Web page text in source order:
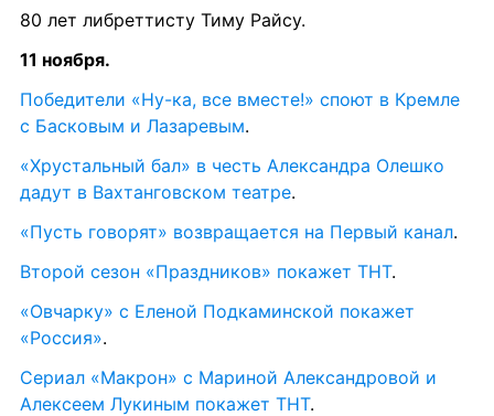
80 лет либреттисту Тиму Райсу.
11 ноября.
Победители «Ну-ка, все вместе!» споют в Кремле
с Басковым и Лазаревым.
«Хрустальный бал» в честь Александра Олешко
дадут в Вахтанговском театре.
«Пусть говорят» возвращается на Первый канал.
Второй сезон «Праздников» покажет ТНТ.
«Овчарку» с Еленой Подкаминской покажет
«Россия».
Сериал «Макрон» с Мариной Александровой и
Алексеем Лукиным покажет ТНТ.